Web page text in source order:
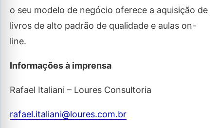
o seu modelo de negócio oferece a aquisição de
livros de alto padrão de qualidade e aulas on-
line.
Informações à imprensa
Rafael Italiani – Loures Consultoria
rafael.italiani@loures.com.br